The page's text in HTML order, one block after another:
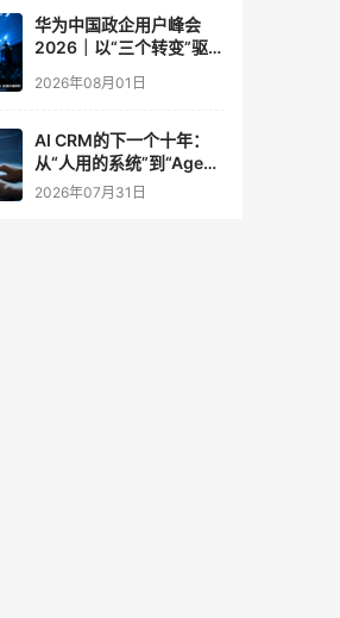
华为中国政企用户峰会
2026｜以“三个转变”驱动
2026年08月01日
AI CRM的下一个十年：
从“人用的系统”到“Agent
调用的底座”
2026年07月31日